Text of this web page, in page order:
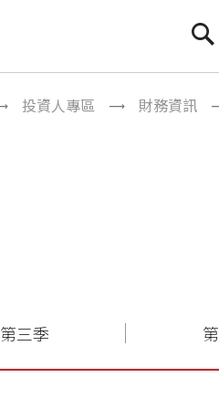
投資人專區 財務資訊
第三季